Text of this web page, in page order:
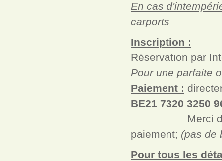
En cas
carports
Inscription :
Réservation par
Pour une parfaite
Paiement :
BE21 7320 3250
Merci de
paiement; (pas de
Pour tous les